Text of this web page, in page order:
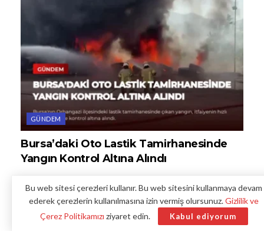
GÜNDEM
Bursa’daki Oto Lastik Tamirhanesinde
Yangın Kontrol Altına Alındı
Bu web sitesi çerezleri kullanır. Bu web sitesini kullanmaya devam
ederek çerezlerin kullanılmasına izin vermiş olursunuz.Gizlilik ve
Çerez Politikamızı ziyaret edin. Kabul ediyorum